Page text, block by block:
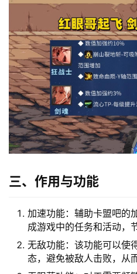
三、作用与功能
加速功能：辅助卡盟吧的
成游戏中的任务和活动，
无敌功能：该功能可以使
态，避免被敌人击败，从